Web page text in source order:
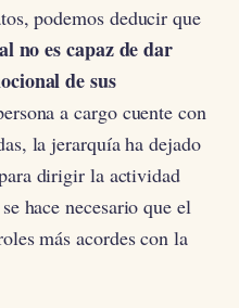
podemos deducir que
no es capaz de dar
de sus
a cargo cuente con
la jerarquía ha dejado
dirigir la actividad
hace necesario que el
más acordes con la